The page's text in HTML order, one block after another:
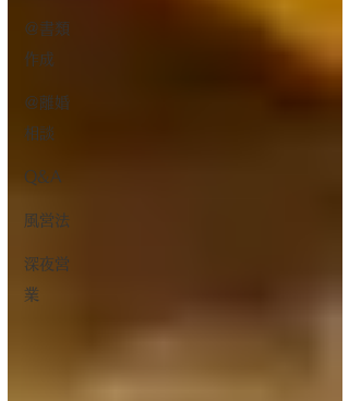
＠書類
作成
＠離婚
相談
Q&A
風営法
深夜営
業